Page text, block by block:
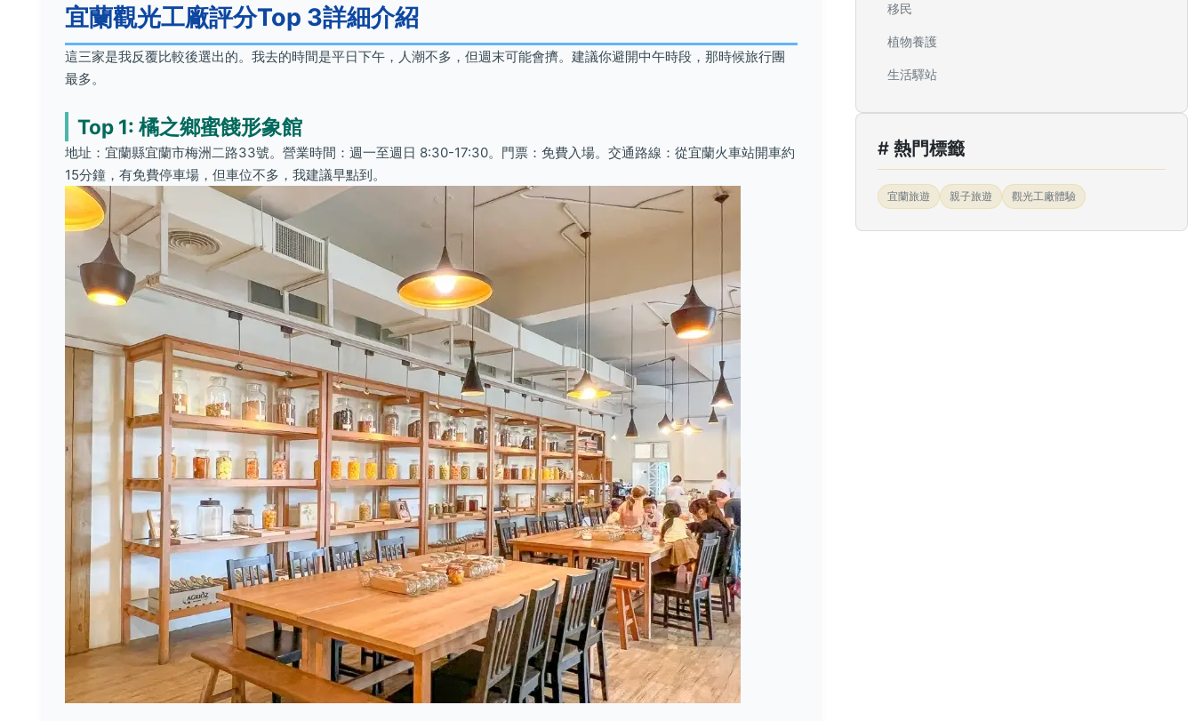
宜蘭觀光工廠評分Top 3詳細介紹
這三家是我反覆比較後選出的。我去的時間是平日下午，人潮不多，但週末可能會擠。建議你避開中午時段，那時候旅行團
最多。
Top 1: 橘之鄉蜜餞形象館
地址：宜蘭縣宜蘭市梅洲二路33號。營業時間：週一至週日 8:30-17:30。門票：免費入場。交通路線：從宜蘭火車站開車約
15分鐘，有免費停車場，但車位不多，我建議早點到。
移民
植物養護
生活驛站
# 熱門標籤
宜蘭旅遊 親子旅遊 觀光工廠體驗